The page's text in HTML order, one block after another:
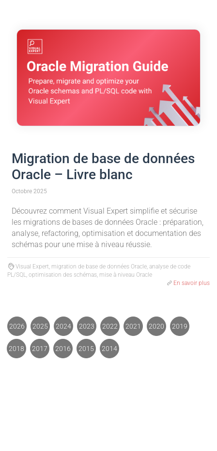
Migration de base de données
Oracle – Livre blanc
Octobre 2025
Découvrez comment Visual Expert simplifie et sécurise
les migrations de bases de données Oracle : préparation,
analyse, refactoring, optimisation et documentation des
schémas pour une mise à niveau réussie.
Visual Expert, migration de base de données Oracle, analyse de code
PL/SQL, optimisation des schémas, mise à niveau Oracle
En savoir plus
2026 2025 2024 2023 2022 2021 2020 2019
2018 2017 2016 2015 2014